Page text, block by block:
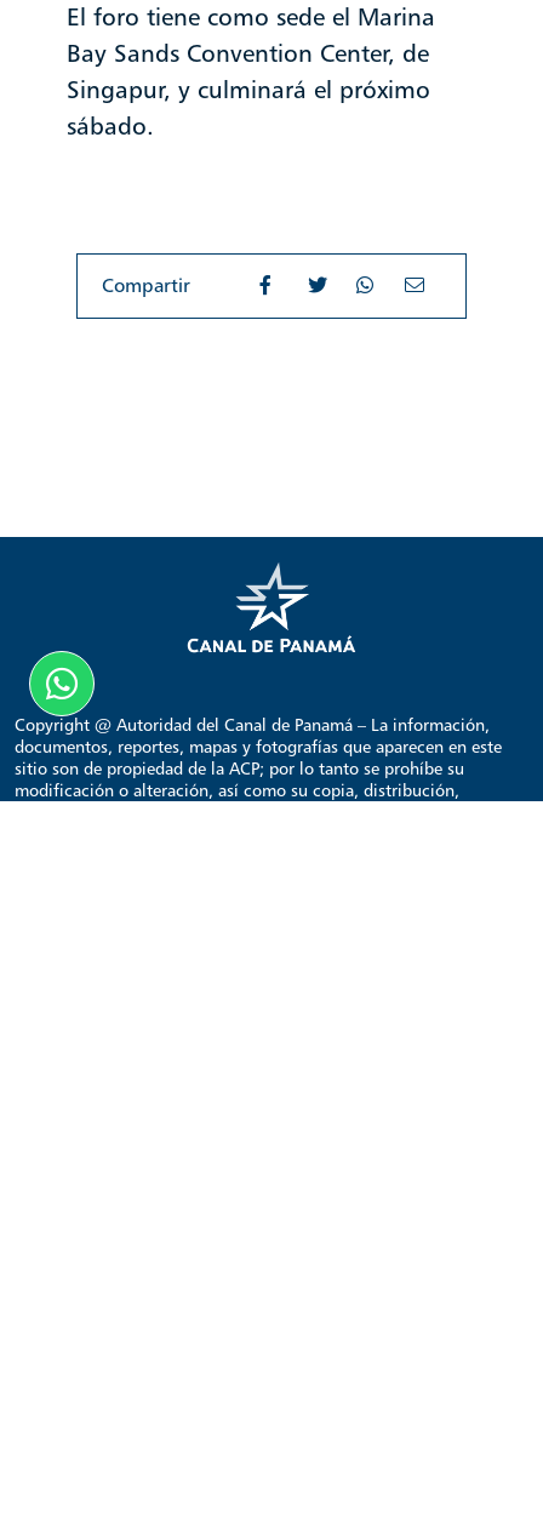
El foro tiene como sede el Marina
Bay Sands Convention Center, de
Singapur, y culminará el próximo
sábado.
Compartir
Copyright @ Autoridad del Canal de Panamá – La información,
documentos, reportes, mapas y fotografías que aparecen en este
sitio son de propiedad de la ACP; por lo tanto se prohíbe su
modificación o alteración, así como su copia, distribución,